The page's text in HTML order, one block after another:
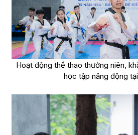
Hoạt động thể thao thường niên,
học tập năng động